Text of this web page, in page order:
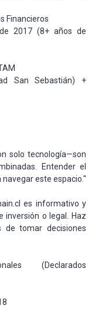
Financieros
2017 (8+ años de
San Sebastián) +
solo tecnología—son
Entender el
este espacio."
es informativo y
inversión o legal. Haz
de tomar decisiones
(Declarados